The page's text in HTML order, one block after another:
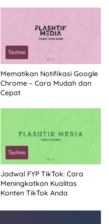
Techno
Mematikan Notifikasi Google
Chrome – Cara Mudah dan
Cepat
Techno
Jadwal FYP TikTok: Cara
Meningkatkan Kualitas
Konten TikTok Anda